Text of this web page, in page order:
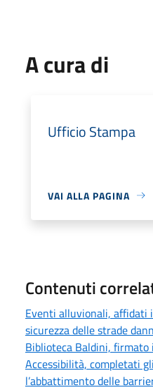
A cura di
Ufficio Stampa
VAI ALLA PAGINA
Contenuti
Eventi alluvionali, affidati
sicurezza delle strade
Biblioteca Baldini,
Accessibilità, completati
l’abbattimento delle